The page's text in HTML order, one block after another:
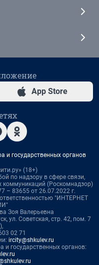
App Store
и государственных органов
(18+)
по надзору в сфере связи,
коммуникаций (Роскомнадзор)
– 83655 от 26.07.2022 г.
"ИНТЕРНЕТ
Зоя Валерьевна
ул. Советская, стр. 42, пом. 7
02 71
ircity@shkulev.ru
и государственных органов: